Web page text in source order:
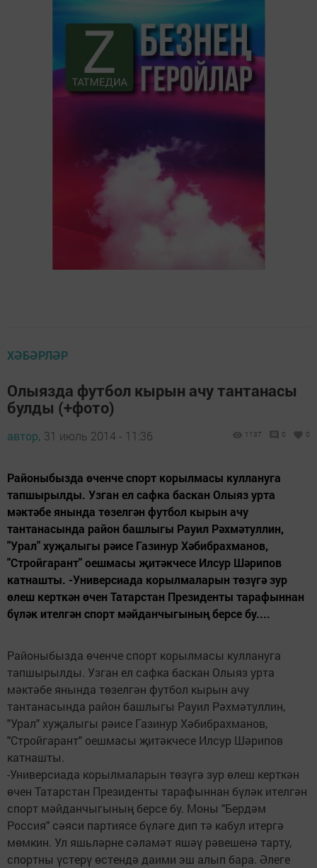
ХӘБӘРЛӘР
Олыязда футбол кырын ачу тантанасы
булды (+фото)
автор, 31 июль 2014 - 11:36 1137 0 0
Районыбызда өченче спорт корылмасы куллануга
тапшырылды. Узган ел сафка баскан Олыяз урта
мәктәбе янында төзелгән футбол кырын ачу
тантанасында район башлыгы Рауил Рәхмәтуллин,
"Урал" хуҗалыгы рәисе Газинур Хәбибрахманов,
"Стройгарант" оешмасы җитәкчесе Илсур Шәрипов
катнашты. -Универсиада корылмаларын төзүгә зур
өлеш керткән өчен Татарстан Президенты тарафыннан
бүләк ителгән спорт мәйданчыгының берсе бу....
Районыбызда өченче спорт корылмасы куллануга
тапшырылды. Узган ел сафка баскан Олыяз урта
мәктәбе янында төзелгән футбол кырын ачу
тантанасында район башлыгы Рауил Рәхмәтуллин,
"Урал" хуҗалыгы рәисе Газинур Хәбибрахманов,
"Стройгарант" оешмасы җитәкчесе Илсур Шәрипов
катнашты.
-Универсиада корылмаларын төзүгә зур өлеш керткән
өчен Татарстан Президенты тарафыннан бүләк ителгән
спорт мәйданчыгының берсе бу. Моны "Бердәм
Россия" сәяси партиясе бүләге дип тә кабул итергә
мөмкин. Ул яшьләрне сәламәт яшәү рәвешенә тарту,
спортны үстерү өстендә даими эш алып бара. Әлеге